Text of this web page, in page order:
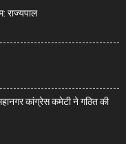
राज्यपाल
कांग्रेस कमेटी ने गठित की